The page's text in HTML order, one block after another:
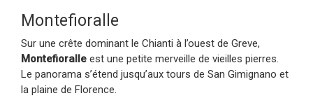
Montefioralle
Sur une crête dominant le Chianti à l’ouest de Greve,
Montefioralle est une petite merveille de vieilles pierres.
Le panorama s’étend jusqu’aux tours de San Gimignano et
la plaine de Florence.